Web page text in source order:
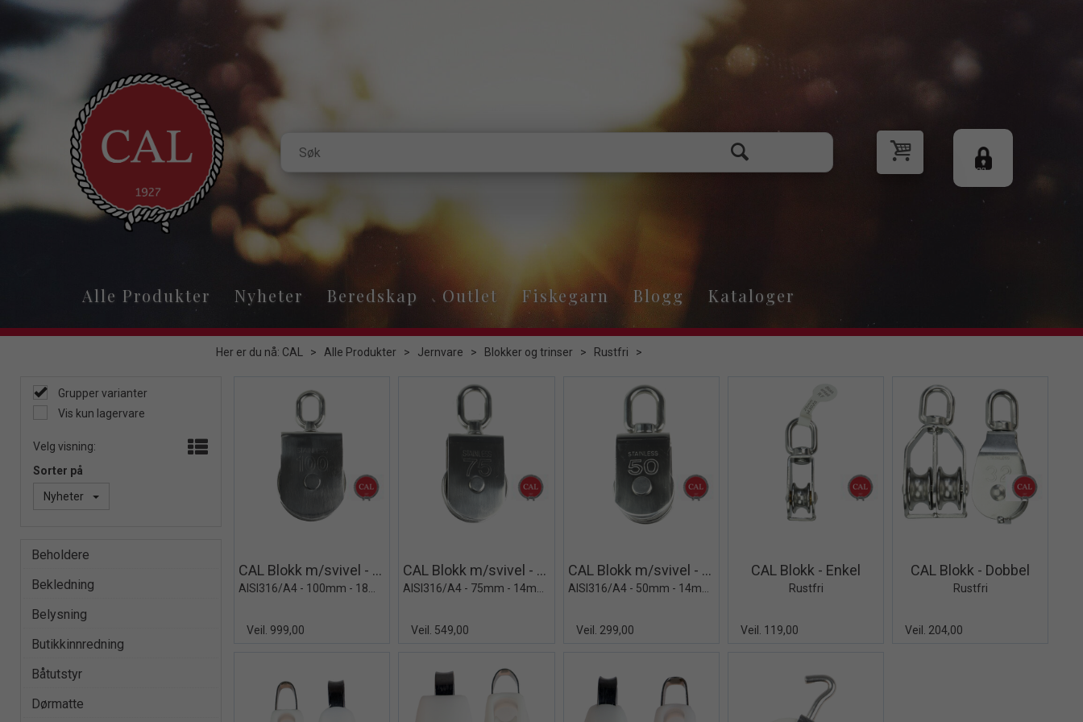
Logg
Alle Produkter Nyheter Beredskap Outlet Fiskegarn Blogg Kataloger
Her er du nå: CAL > Alle Produkter > Jernvare > Blokker og trinser > Rustfri >
Grupper varianter
Vis kun lagervare
Velg visning:
Sorter på
Nyheter
Beholdere
Bekledning
Belysning
Butikkinnredning
Båtutstyr
Dørmatte
CAL Blokk m/svivel - Avtagbart hjul
AISI316/A4 - 100mm - 18mm tau
Veil. 999,00
CAL Blokk m/svivel - Avtagbart hjul
AISI316/A4 - 75mm - 14mm tau
Veil. 549,00
CAL Blokk m/svivel - Avtagbart hjul
AISI316/A4 - 50mm - 14mm tau
Veil. 299,00
CAL Blokk - Enkel
Rustfri
Veil. 119,00
CAL Blokk - Dobbel
Rustfri
Veil. 204,00